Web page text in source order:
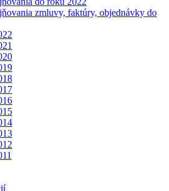
zmluvy, faktúry, objednávky do